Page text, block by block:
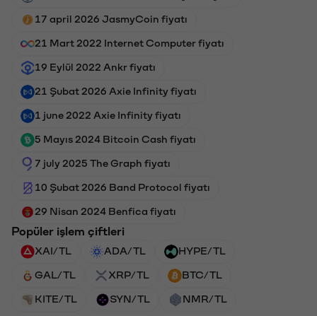
17 april 2026 JasmyCoin fiyatı
21 Mart 2022 Internet Computer fiyatı
19 Eylül 2022 Ankr fiyatı
21 Şubat 2026 Axie Infinity fiyatı
1 june 2022 Axie Infinity fiyatı
5 Mayıs 2024 Bitcoin Cash fiyatı
7 july 2025 The Graph fiyatı
10 Şubat 2026 Band Protocol fiyatı
29 Nisan 2024 Benfica fiyatı
Popüler işlem çiftleri
XAI/TL ADA/TL HYPE/TL
GAL/TL XRP/TL BTC/TL
KITE/TL SYN/TL NMR/TL